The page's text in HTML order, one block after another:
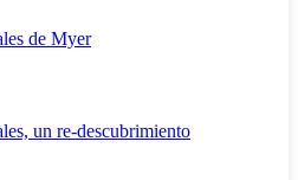
de Myer
un re-descubrimiento